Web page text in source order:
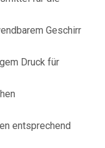
Geschirr
Druck für
entsprechend